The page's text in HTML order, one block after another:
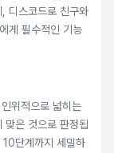
디스코드로 친구와
게 필수적인 기능
위적으로 넓히는
맞은 것으로 판정됩
단계까지 세밀하